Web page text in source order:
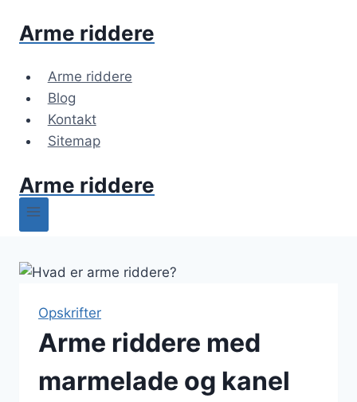
Arme riddere
Arme riddere
Blog
Kontakt
Sitemap
Arme riddere
Opskrifter
Arme riddere med
marmelade og kanel